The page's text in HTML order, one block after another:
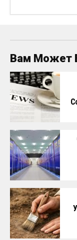
Вам Может